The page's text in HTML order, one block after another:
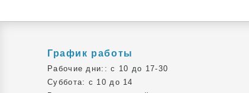
График работы
Рабочие дни:: c 10 до 17-30
Суббота: c 10 до 14